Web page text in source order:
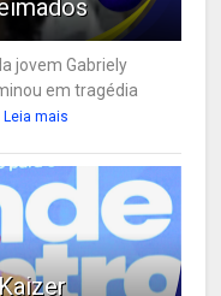
jovem Gabriely
em tragédia
Leia mais